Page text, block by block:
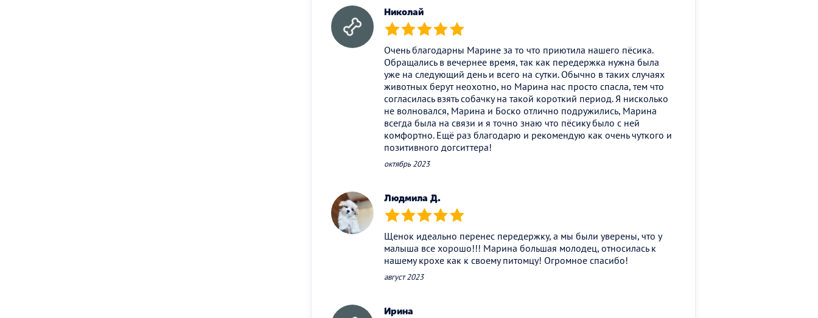
Николай
(*) (*) (*) (*) (*)
Очень благодарны Марине за то что приютила нашего пёсика.
Обращались в вечернее время, так как передержка нужна была
уже на следующий день и всего на сутки. Обычно в таких случаях
животных берут неохотно, но Марина нас просто спасла, тем что
согласилась взять собачку на такой короткий период. Я нисколько
не волновался, Марина и Боско отлично подружились, Марина
всегда была на связи и я точно знаю что пёсику было с ней
комфортно. Ещё раз благодарю и рекомендую как очень чуткого и
позитивного догситтера!
октябрь 2023
Людмила Д.
(*) (*) (*) (*) (*)
Щенок идеально перенес передержку, а мы были уверены, что у
малыша все хорошо!!! Марина большая молодец, относилась к
нашему крохе как к своему питомцу! Огромное спасибо!
август 2023
Ирина